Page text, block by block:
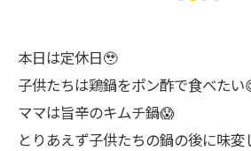
本日は定休日🥹
子供たちは鶏鍋をポン酢で食べたい
ママは旨辛のキムチ鍋😱
とりあえず子供たちの鍋の後に味変